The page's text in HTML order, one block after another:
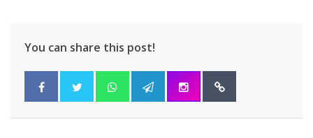
You can share this post!